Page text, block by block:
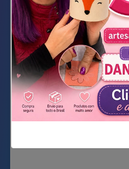
Cola de silicone líquida
Cola quente
Tesoura
Baixar Moldes